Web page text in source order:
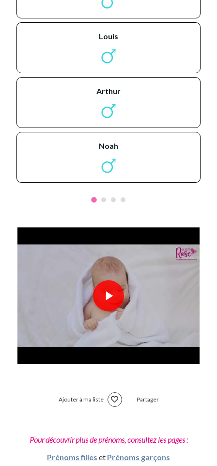
louis
arthur
noah
Ajouter à ma liste Partager
Pour découvrir plus de prénoms, consultez les pages :
Prénoms filles et Prénoms garçons